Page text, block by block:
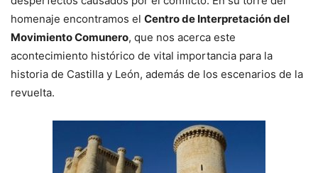
homenaje encontramos el Centro de Interpretación del
Movimiento Comunero, que nos acerca este
acontecimiento histórico de vital importancia para la
historia de Castilla y León, además de los escenarios de la
revuelta.